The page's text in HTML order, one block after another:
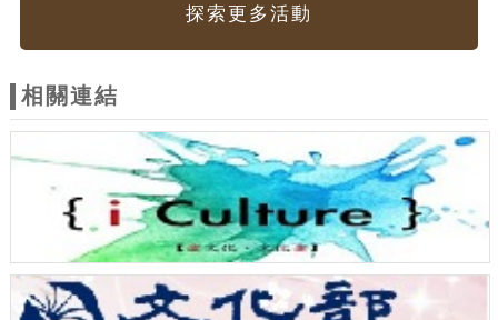
探索更多活動
相關連結